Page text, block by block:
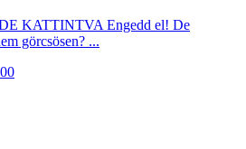
KATTINTVA Engedd el! De
görcsösen? ...